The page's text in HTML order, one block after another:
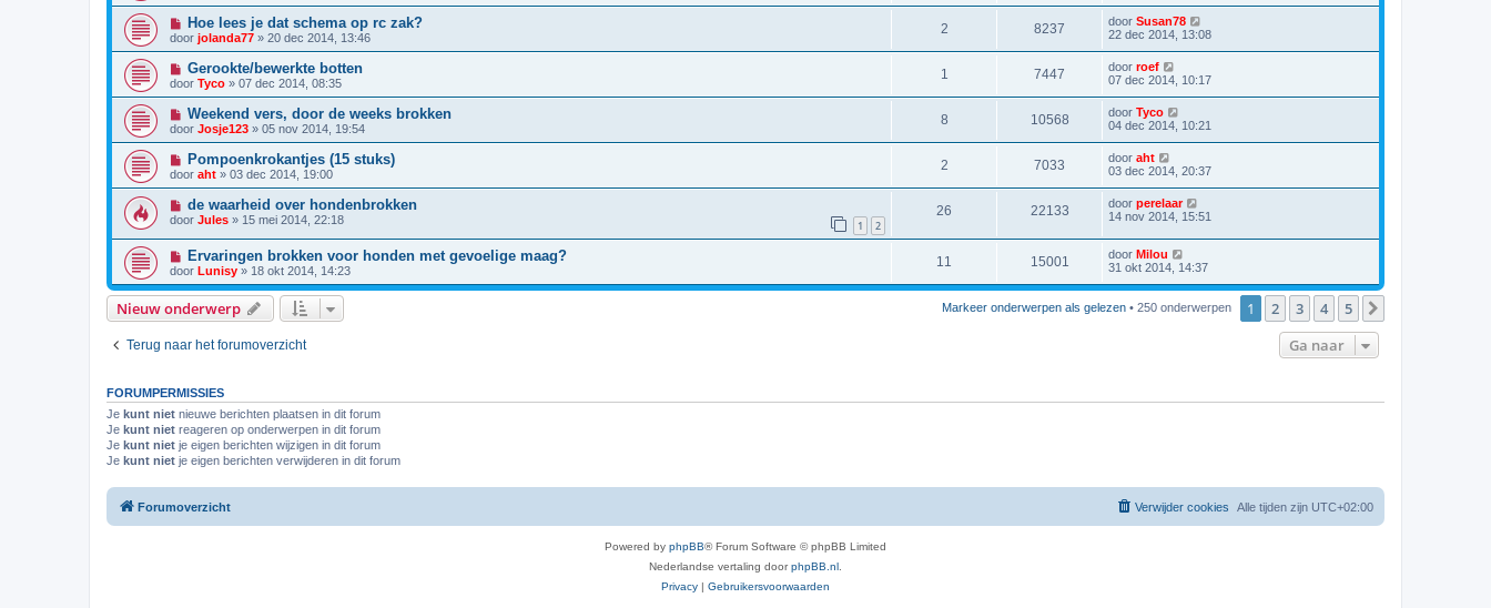
Hoe lees je dat schema op rc zak?
door jolanda77 » 20 dec 2014, 13:46
2 8237 door Susan78
22 dec 2014, 13:08
Gerookte/bewerkte botten
door Tyco » 07 dec 2014, 08:35
1 7447 door roef
07 dec 2014, 10:17
Weekend vers, door de weeks brokken
door Josje123 » 05 nov 2014, 19:54
8 10568 door Tyco
04 dec 2014, 10:21
Pompoenkrokantjes (15 stuks)
door aht » 03 dec 2014, 19:00
2 7033 door aht
03 dec 2014, 20:37
de waarheid over hondenbrokken
door Jules » 15 mei 2014, 22:18 1 2
26 22133 door perelaar
14 nov 2014, 15:51
Ervaringen brokken voor honden met gevoelige maag?
door Lunisy » 18 okt 2014, 14:23
11 15001 door Milou
31 okt 2014, 14:37
Nieuw onderwerp Markeer onderwerpen als gelezen • 250 onderwerpen 1 2 3 4 5
Terug naar het forumoverzicht Ga naar
FORUMPERMISSIES
Je kunt niet nieuwe berichten plaatsen in dit forum
Je kunt niet reageren op onderwerpen in dit forum
Je kunt niet je eigen berichten wijzigen in dit forum
Je kunt niet je eigen berichten verwijderen in dit forum
Forumoverzicht Alle tijden zijn UTC+02:00
Verwijder cookies
Powered by phpBB® Forum Software © phpBB Limited
Nederlandse vertaling doorphpBB.nl
Privacy | Gebruikersvoorwaarden